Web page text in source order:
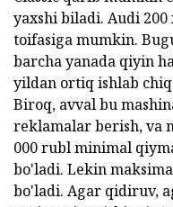
yaxshi biladi. Audi
toifasiga mumkin.
barcha yanada qiyin
yildan ortiq ishlab
Biroq, avval bu
reklamalar berish, va
000 rubl minimal
bo'ladi. Lekin
bo'ladi. Agar qidiruv,